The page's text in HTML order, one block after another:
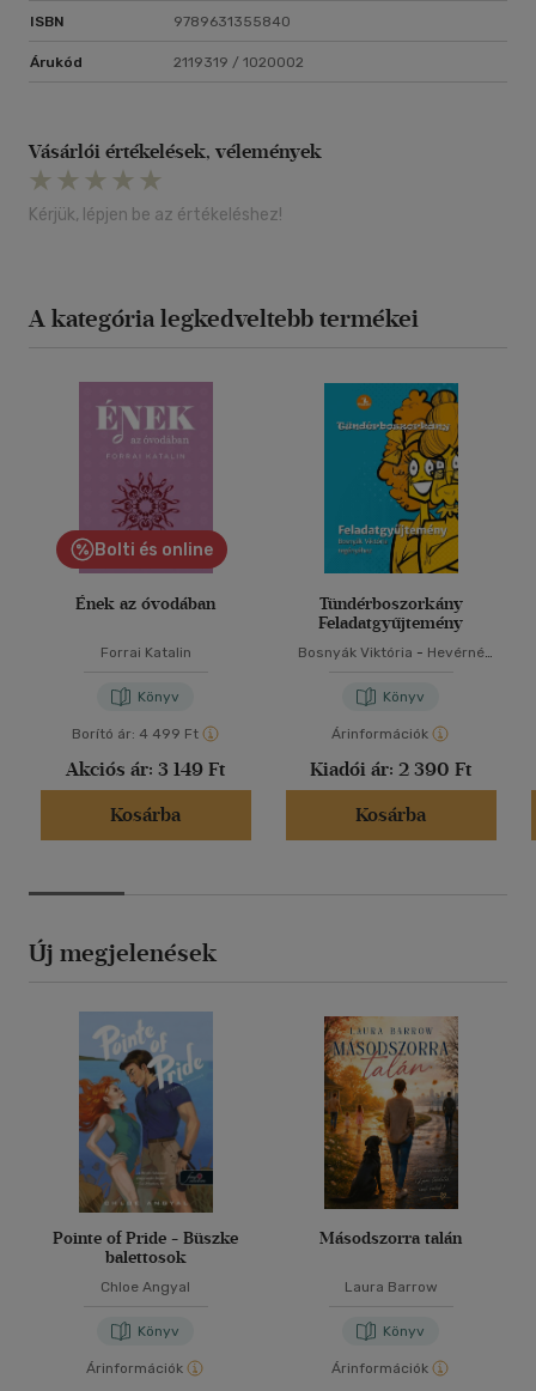
ISBN 9789631355840
Árukód 2119319 / 1020002
Vásárlói értékelések, vélemények
Kérjük, lépjen be az értékeléshez!
A kategória legkedveltebb termékei
Bolti és online
Ének az óvodában
Forrai Katalin
Könyv
Borító ár: 4 499 Ft
Akciós ár: 3 149 Ft
Kosárba
Tündérboszorkány
Feladatgyűjtemény
Bosnyák Viktória - Hevérné
Könyv
Árinformációk
Kiadói ár: 2 390 Ft
Kosárba
Új megjelenések
Pointe of Pride - Büszke
balettosok
Chloe Angyal
Könyv
Árinformációk
Másodszorra talán
Laura Barrow
Könyv
Árinformációk